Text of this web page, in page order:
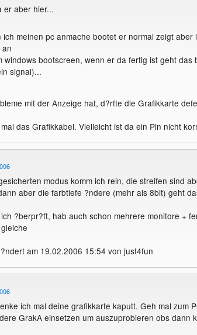
er aber hier...
ich meinen pc anmache bootet er normal zeigt aber
an
windows bootscreen, wenn er da fertig ist geht das
signal)...
mit der Anzeige hat, d?rfte die Grafikkarte
das Grafikkabel. Vielleicht ist da ein Pin nicht
modus komm ich rein, die streifen sind
aber die farbtiefe ?ndere (mehr als 8bit) geht
?berpr?ft, hab auch schon mehrere monitore +
am 19.02.2006 15:54 von just4fun
ich mal deine grafikkarte kaputt. Geh mal zum
GrakA einsetzen um auszuprobieren obs dann